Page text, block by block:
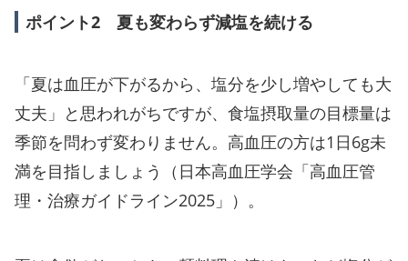
ポイント2 夏も変わらず減塩を続ける
「夏は血圧が下がるから、塩分を少し増やしても大
丈夫」と思われがちですが、食塩摂取量の目標量は
季節を問わず変わりません。高血圧の方は1日6g未
満を目指しましょう（日本高血圧学会「高血圧管
理・治療ガイドライン2025」）。